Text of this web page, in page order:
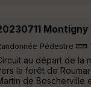
Montigny
Pédestre
au départ de la
la forêt de
de Boscherville